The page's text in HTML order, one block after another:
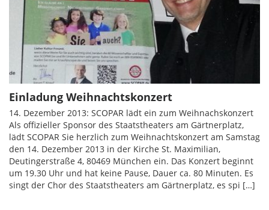
Einladung Weihnachtskonzert
14. Dezember 2013: SCOPAR lädt ein zum Weihnachskonzert
Als offizieller Sponsor des Staatstheaters am Gärtnerplatz,
lädt SCOPAR Sie herzlich zum Weihnachtskonzert am Samstag
den 14. Dezember 2013 in der Kirche St. Maximilian,
Deutingerstraße 4, 80469 München ein. Das Konzert beginnt
um 19.30 Uhr und hat keine Pause, Dauer ca. 80 Minuten. Es
singt der Chor des Staatstheaters am Gärtnerplatz, es spi […]